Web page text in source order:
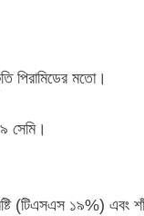
পিরামিডের মতো।
সেমি।
(টিএসএস ১৯%) এবং